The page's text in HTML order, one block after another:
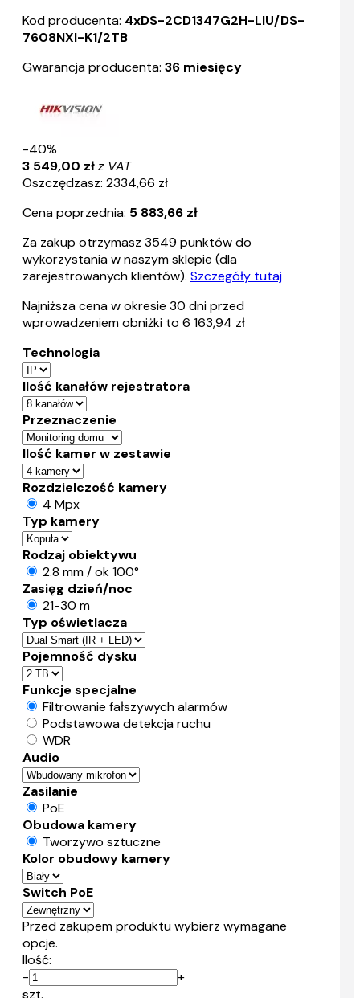
Kod producenta: 4xDS-2CD1347G2H-LIU/DS-
7608NXI-K1/2TB
Gwarancja producenta: 36 miesięcy
-40%
3 549,00 złz VAT
Oszczędzasz: 2334,66 zł
Cena poprzednia: 5 883,66 zł
Za zakup otrzymasz 3549 punktów do
wykorzystania w naszym sklepie (dla
zarejestrowanych klientów). Szczegóły tutaj
Najniższa cena w okresie 30 dni przed
wprowadzeniem obniżki to 6 163,94 zł
Technologia
Ilość kanałów rejestratora
Przeznaczenie
Ilość kamer w zestawie
Rozdzielczość kamery
4 Mpx
Typ kamery
Rodzaj obiektywu
2.8 mm / ok 100°
Zasięg dzień/noc
21-30 m
Typ oświetlacza
Pojemność dysku
Funkcje specjalne
Filtrowanie fałszywych alarmów
Podstawowa detekcja ruchu
WDR
Audio
Zasilanie
PoE
Obudowa kamery
Tworzywo sztuczne
Kolor obudowy kamery
Switch PoE
Przed zakupem produktu wybierz wymagane
opcje.
Ilość:
-
+